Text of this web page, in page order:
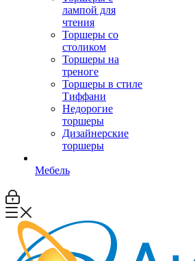
лампой для
чтения
Торшеры со
столиком
Торшеры на
треноге
Торшеры в стиле
Тиффани
Недорогие
торшеры
Дизайнерские
торшеры
Мебель